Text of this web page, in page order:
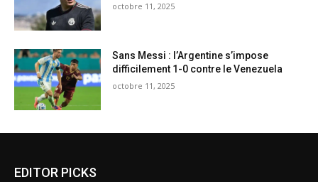
octobre 11, 2025
Sans Messi : l’Argentine s’impose
difficilement 1-0 contre le Venezuela
octobre 11, 2025
EDITOR PICKS